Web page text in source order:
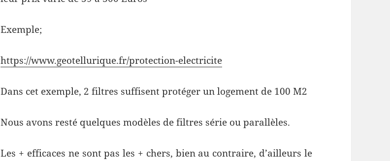
Exemple;
https://www.geotellurique.fr/protection-electricite
Dans cet exemple, 2 filtres suffisent protéger un logement de 100 M2
Nous avons resté quelques modèles de filtres série ou parallèles.
Les + efficaces ne sont pas les + chers, bien au contraire, d’ailleurs le